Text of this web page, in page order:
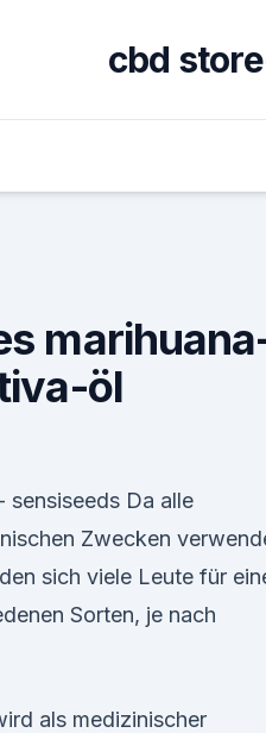
cbd
öl
sensiseeds Da alle
Zwecken
sich viele Leute für
Sorten, je nach
als medizinischer